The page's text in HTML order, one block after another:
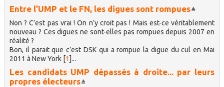
Entre l’UMP et le FN, les digues sont rompues
Non ? C’est pas vrai ! On n’y croit pas ! Mais est-ce véritablement
nouveau ? Ces digues ne sont-elles pas rompues depuis 2007 en
réalité ?
Bon, il parait que c’est DSK qui a rompue la digue du cul en Mai
2011 à New York [1]...
Les candidats UMP dépassés à droite... par leurs
propres électeurs